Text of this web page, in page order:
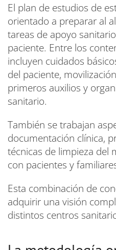
El plan de estudios de
orientado a preparar al
tareas de apoyo
paciente. Entre los
incluyen cuidados
del paciente,
primeros auxilios y
sanitario.
También se trabajan
documentación clínica,
técnicas de limpieza del
con pacientes y
Esta combinación de
adquirir una visión
distintos centros